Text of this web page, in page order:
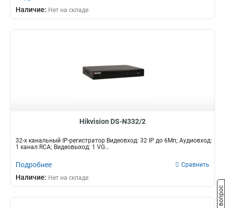
Наличие: Нет на складе
Hikvision DS-N332/2
32-х канальный IP-регистратор Видеовход: 32 IP до 6Мп; Аудиовход:
1 канал RCA; Видеовыход: 1 VG...
Подробнее Сравнить
Наличие: Нет на складе